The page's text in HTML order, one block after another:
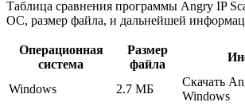
Таблица сравнения программы Angry IP
ОС, размер файла, и дальнейшей
Операционная
система
Размер
файла
Windows 2.7 МБ
Скачать
Windows